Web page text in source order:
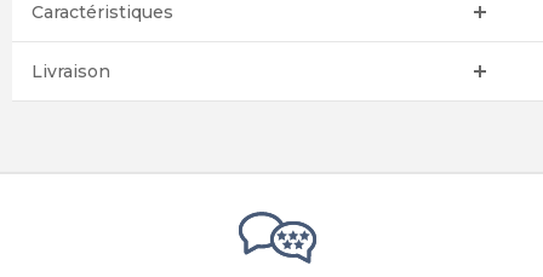
Caractéristiques
Livraison